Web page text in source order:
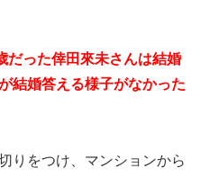
だった倖田來未さんは結婚
結婚答える様子がなかった
りをつけ、マンションから